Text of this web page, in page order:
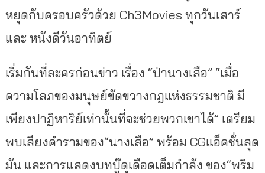
หยุดกับครอบครัวด้วย Ch3Movies ทุกวันเสาร์
และ หนังดีวันอาทิตย์
เริ่มกันที่ละครก่อนข่าว เรื่อง “ป่านางเสือ” “เมื่อ
ความโลภของมนุษย์ขัดขวางกฎแห่งธรรมชาติ มี
เพียงปาฏิหาริย์เท่านั้นที่จะช่วยพวกเขาได้” เตรียม
พบเสียงคำรามของ“นางเสือ” พร้อม CGแอ็คชั่นสุด
มัน และการแสดงบทบู๊ดุเดือดเต็มกำลัง ของ“พริม